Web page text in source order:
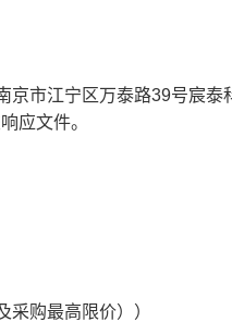
京市江宁区万泰路39号宸泰
应文件。
购最高限价））